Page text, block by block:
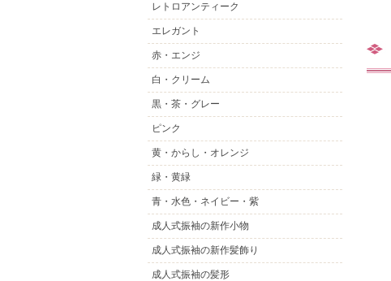
レトロアンティーク
エレガント
赤・エンジ
白・クリーム
黒・茶・グレー
ピンク
黄・からし・オレンジ
緑・黄緑
青・水色・ネイビー・紫
成人式振袖の新作小物
成人式振袖の新作髪飾り
成人式振袖の髪形